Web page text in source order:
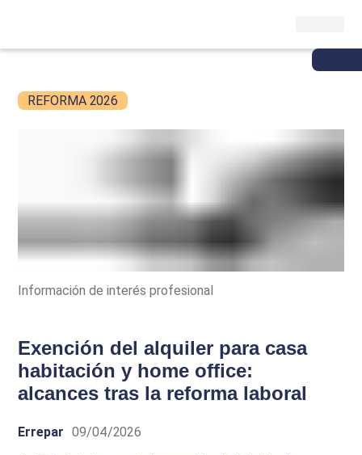
REFORMA 2026
Información de interés profesional
Exención del alquiler para casa
habitación y home office:
alcances tras la reforma laboral
Errepar 09/04/2026